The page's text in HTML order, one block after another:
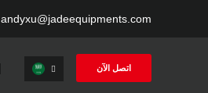
andyxu@jadeequipments.com
اتصل الآن